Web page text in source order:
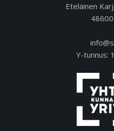
Eteläinen
Y-tunnus: